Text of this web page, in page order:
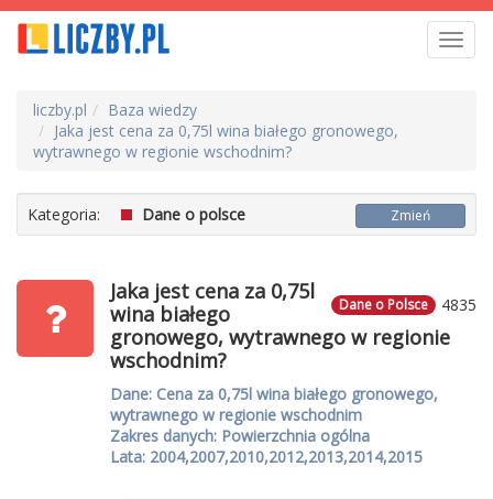
liczby.pl
Baza wiedzy
Jaka jest cena za 0,75l wina białego gronowego,
wytrawnego w regionie wschodnim?
Kategoria: Dane o polsce Zmień
4835
Dane o Polsce
Jaka jest cena za 0,75l
wina białego
gronowego, wytrawnego w regionie
wschodnim?
Dane: Cena za 0,75l wina białego gronowego,
wytrawnego w regionie wschodnim
Zakres danych: Powierzchnia ogólna
Lata: 2004,2007,2010,2012,2013,2014,2015